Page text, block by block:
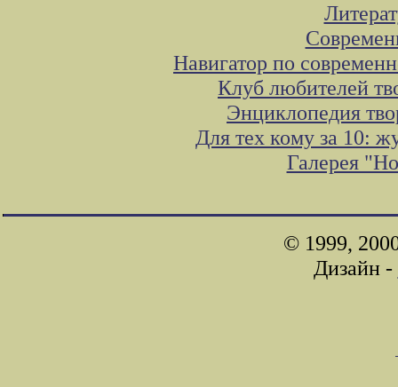
Навигатор по
Клуб любителей
Энциклопедия
Для тех кому за 10:
Галерея
© 1999,
Дизайн -